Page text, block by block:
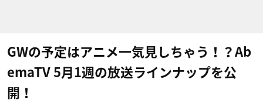
GWの予定はアニメ一気見しちゃう！？Ab
emaTV 5月1週の放送ラインナップを公
開！